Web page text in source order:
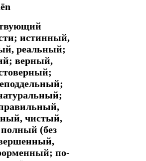
истинный,
реальный;
верный,
чистый,
(без
по-